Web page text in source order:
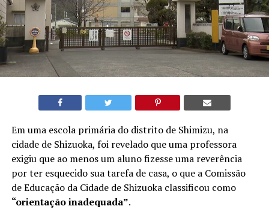
Em uma escola primária do distrito de Shimizu, na
cidade de Shizuoka, foi revelado que uma professora
exigiu que ao menos um aluno fizesse uma reverência
por ter esquecido sua tarefa de casa, o que a Comissão
de Educação da Cidade de Shizuoka classificou como
“orientação inadequada”.